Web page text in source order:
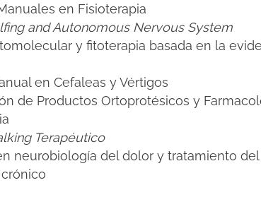
en Fisioterapia
and Autonomous Nervous System
y fitoterapia basada en la
en Cefaleas y Vértigos
de Productos Ortoprotésicos y
Terapéutico
neurobiología del dolor y tratamiento